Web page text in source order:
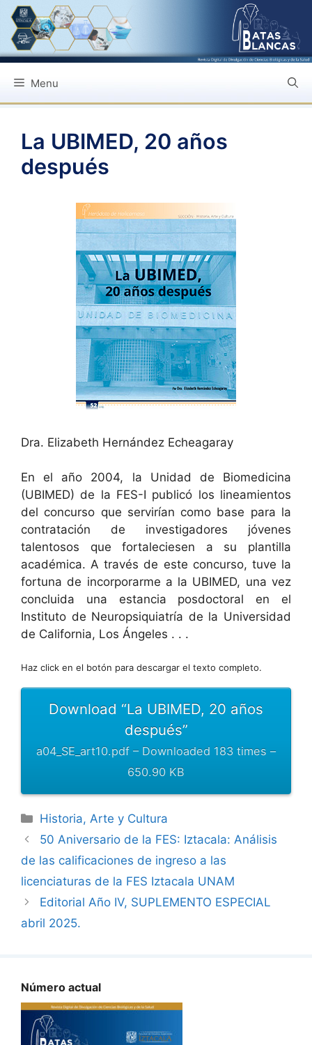
Saltar
contenido
Menu
La UBIMED, 20 años
después
Dra. Elizabeth Hernández Echeagaray
En el año 2004, la Unidad de Biomedicina
(UBIMED) de la FES-I publicó los lineamientos
del concurso que servirían como base para la
contratación de investigadores jóvenes
talentosos que fortaleciesen a su plantilla
académica. A través de este concurso, tuve la
fortuna de incorporarme a la UBIMED, una vez
concluida una estancia posdoctoral en el
Instituto de Neuropsiquiatría de la Universidad
de California, Los Ángeles . . .
Haz click en el botón para descargar el texto completo.
Download “La UBIMED, 20 años
después”
a04_SE_art10.pdf – Downloaded 183 times –
650.90 KB
Categorías
Historia, Arte y Cultura
50 Aniversario de la FES: Iztacala: Análisis
de las calificaciones de ingreso a las
licenciaturas de la FES Iztacala UNAM
Editorial Año IV, SUPLEMENTO ESPECIAL
abril 2025.
Número actual